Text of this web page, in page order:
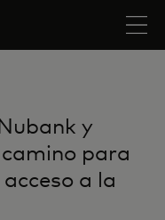
y
para
a la